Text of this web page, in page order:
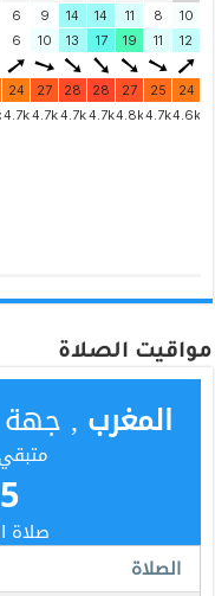
مواقيت الصلاة